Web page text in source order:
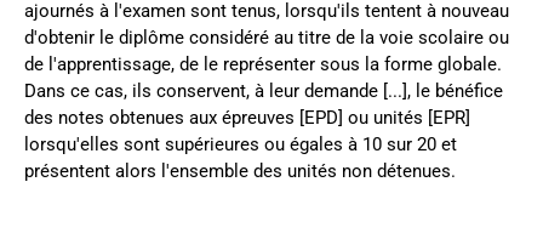
ajournés à l'examen sont tenus, lorsqu'ils tentent à nouveau
d'obtenir le diplôme considéré au titre de la voie scolaire ou
de l'apprentissage, de le représenter sous la forme globale.
Dans ce cas, ils conservent, à leur demande [...], le bénéfice
des notes obtenues aux épreuves [EPD] ou unités [EPR]
lorsqu'elles sont supérieures ou égales à 10 sur 20 et
présentent alors l'ensemble des unités non détenues.